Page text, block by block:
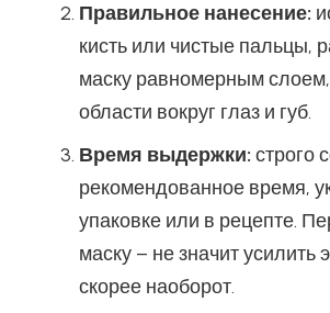
Правильное нанесение:
кисть или чистые пальцы,
маску равномерным слоем,
области вокруг глаз и губ.
Время выдержки: строго
рекомендованное время,
упаковке или в рецепте.
маску – не значит усилить
скорее наоборот.